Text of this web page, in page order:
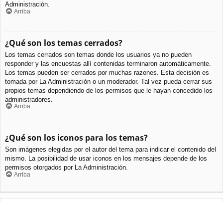
Administración.
Arriba
¿Qué son los temas cerrados?
Los temas cerrados son temas donde los usuarios ya no pueden
responder y las encuestas allí contenidas terminaron automáticamente.
Los temas pueden ser cerrados por muchas razones. Esta decisión es
tomada por La Administración o un moderador. Tal vez pueda cerrar sus
propios temas dependiendo de los permisos que le hayan concedido los
administradores.
Arriba
¿Qué son los iconos para los temas?
Son imágenes elegidas por el autor del tema para indicar el contenido del
mismo. La posibilidad de usar iconos en los mensajes depende de los
permisos otorgados por La Administración.
Arriba